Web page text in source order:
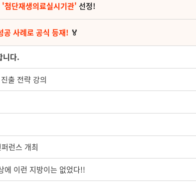
첨단재생의료실시기관' 선정!
공 사례로 공식 등재! 🏅
니다.
출 전략 강의
런스 개최
에 이런 지방이는 없었다!!